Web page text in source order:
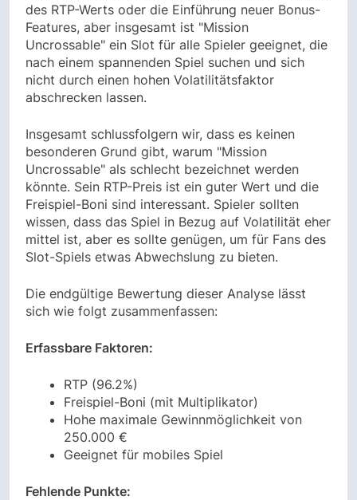
des RTP-Werts oder die Einführung neuer Bonus-
Features, aber insgesamt ist "Mission
Uncrossable" ein Slot für alle Spieler geeignet, die
nach einem spannenden Spiel suchen und sich
nicht durch einen hohen Volatilitätsfaktor
abschrecken lassen.
Insgesamt schlussfolgern wir, dass es keinen
besonderen Grund gibt, warum "Mission
Uncrossable" als schlecht bezeichnet werden
könnte. Sein RTP-Preis ist ein guter Wert und die
Freispiel-Boni sind interessant. Spieler sollten
wissen, dass das Spiel in Bezug auf Volatilität eher
mittel ist, aber es sollte genügen, um für Fans des
Slot-Spiels etwas Abwechslung zu bieten.
Die endgültige Bewertung dieser Analyse lässt
sich wie folgt zusammenfassen:
Erfassbare Faktoren:
RTP (96.2%)
Freispiel-Boni (mit Multiplikator)
Hohe maximale Gewinnmöglichkeit von
250.000 €
Geeignet für mobiles Spiel
Fehlende Punkte: